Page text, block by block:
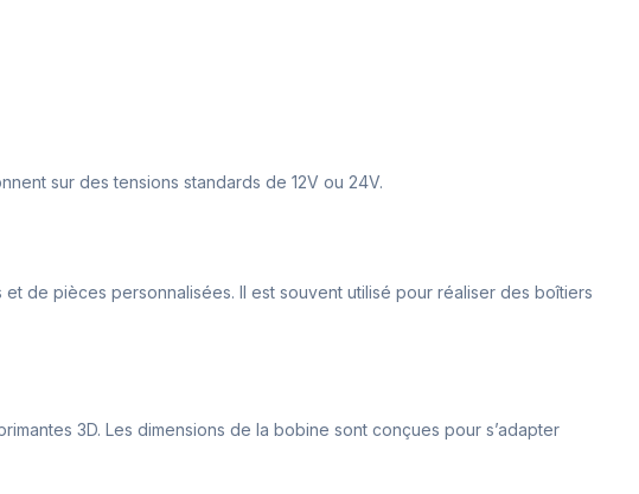
sur des tensions standards de 12V ou 24V.
et de pièces personnalisées. Il est souvent utilisé pour réaliser des boîtiers
3D. Les dimensions de la bobine sont conçues pour s’adapter